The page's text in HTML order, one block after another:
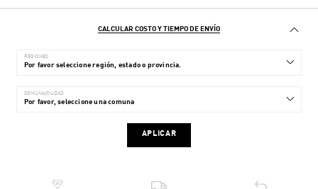
CALCULAR COSTO Y TIEMPO DE ENVÍO
REGIONES
COMUNA/CIUDAD
APLICAR